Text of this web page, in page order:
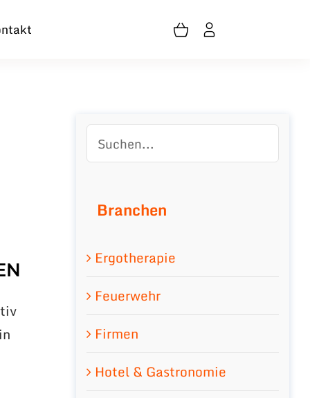
Branchen
Ergotherapie
Feuerwehr
Firmen
Hotel & Gastronomie